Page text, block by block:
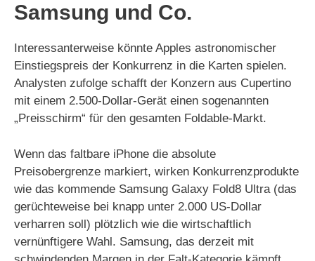
Samsung und Co.
Interessanterweise könnte Apples astronomischer
Einstiegspreis der Konkurrenz in die Karten spielen.
Analysten zufolge schafft der Konzern aus Cupertino
mit einem 2.500-Dollar-Gerät einen sogenannten
„Preisschirm“ für den gesamten Foldable-Markt.
Wenn das faltbare iPhone die absolute
Preisobergrenze markiert, wirken Konkurrenzprodukte
wie das kommende Samsung Galaxy Fold8 Ultra (das
gerüchteweise bei knapp unter 2.000 US-Dollar
verharren soll) plötzlich wie die wirtschaftlich
vernünftigere Wahl. Samsung, das derzeit mit